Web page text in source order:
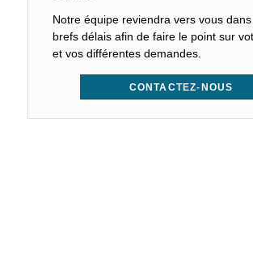
Notre équipe reviendra vers vous
brefs délais afin de faire le point sur
et vos différentes demandes.
CONTACTEZ-NOUS